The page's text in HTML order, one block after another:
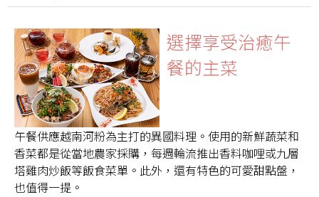
選擇享受治癒午
餐的主菜
午餐供應越南河粉為主打的異國料理。使用的新鮮蔬菜和
香菜都是從當地農家採購，每週輪流推出香料咖哩或九層
塔雞肉炒飯等飯食菜單。此外，還有特色的可愛甜點盤，
也值得一提。